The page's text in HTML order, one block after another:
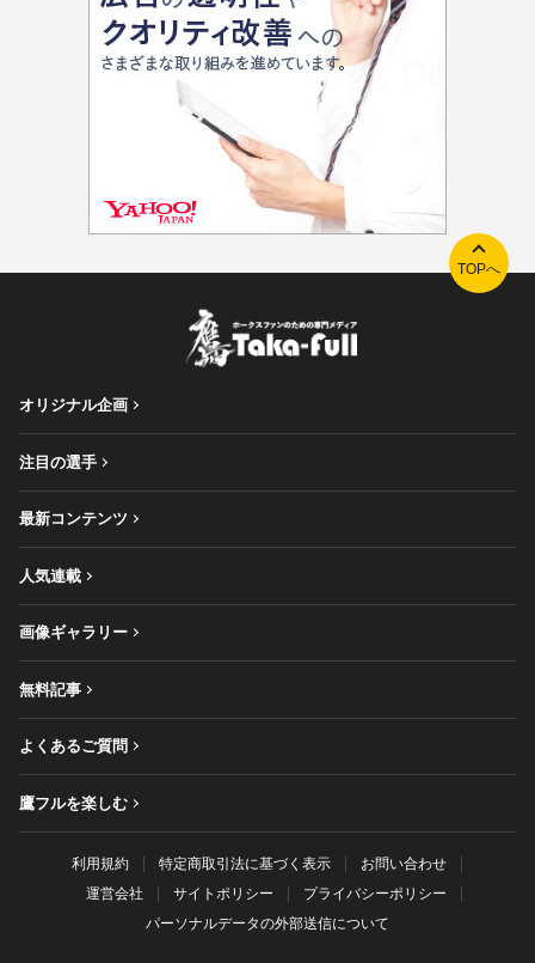
TOPへ
オリジナル企画
注目の選手
最新コンテンツ
人気連載
画像ギャラリー
無料記事
よくあるご質問
鷹フルを楽しむ
利用規約 特定商取引法に基づく表示
お問い合わせ
運営会社
サイトポリシー
プライバシーポリシー
パーソナルデータの外部送信について